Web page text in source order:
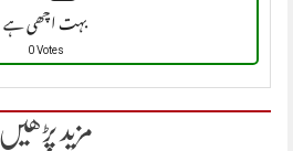
بہت اچھی ہے
0 Votes
مزید پڑھیں